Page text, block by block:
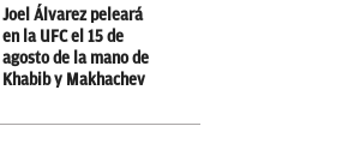
Joel Álvarez peleará
en la UFC el 15 de
agosto de la mano de
Khabib y Makhachev